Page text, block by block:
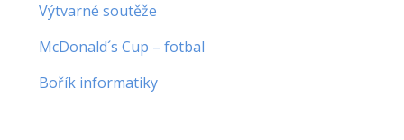
Výtvarné soutěže
McDonald´s Cup – fotbal
Bořík informatiky